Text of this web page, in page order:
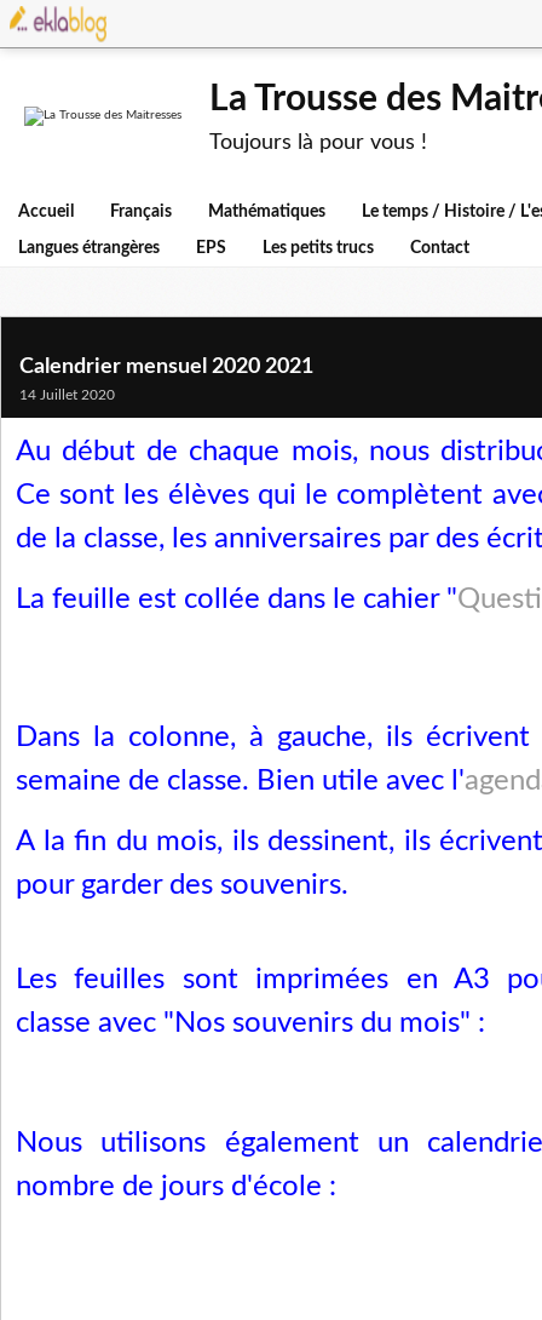
La Trousse des
Toujours là pour vous !
Accueil Français Mathématiques Le temps / Histoire /
Langues étrangères EPS Les petits trucs Contact
Calendrier mensuel 2020 2021
14 Juillet 2020
Au début de chaque mois, nous
Ce sont les élèves qui le complètent
de la classe, les anniversaires par des
La feuille est collée dans le cahier "
Dans la colonne, à gauche, ils
semaine de classe. Bien utile avec l'
A la fin du mois, ils dessinent, ils
pour garder des souvenirs.
Les feuilles sont imprimées en A3
classe avec "Nos souvenirs du mois" :
Nous utilisons également un
nombre de jours d'école :